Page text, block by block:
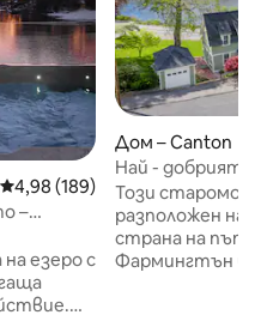
Средна оценка: 4,98 от 5,
4,98 (189)
–
ски
езеро с
Дом – Canton
Най - добрият
Колинсвил!
Този
разположен на
страна на пътя
Фармингтън и